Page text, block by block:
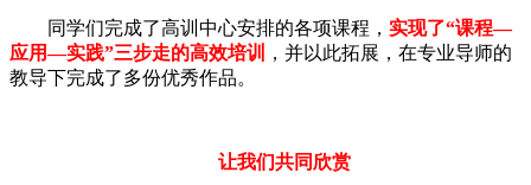
同学们完成了高训中心安排的各项课程， 实现了“课程—
应用—实践”三步走的高效培训
，并以此拓展，在专业导师的
教导下完成了多份优秀作品。
让我们共同欣赏